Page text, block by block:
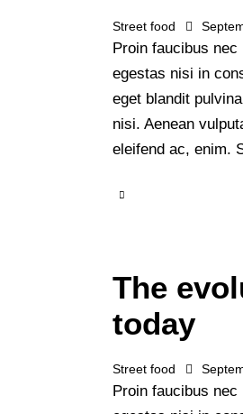
Street food
Proin faucibus
egestas nisi in
eget blandit
nisi. Aenean
eleifend ac, enim.
The
today
Street food
Proin faucibus